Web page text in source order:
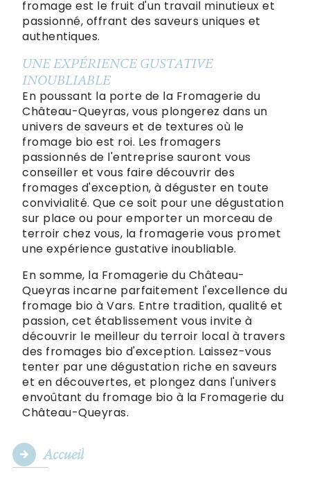
fromage est le fruit d'un travail minutieux et
passionné, offrant des saveurs uniques et
authentiques.
UNE EXPÉRIENCE GUSTATIVE
INOUBLIABLE
En poussant la porte de la Fromagerie du
Château-Queyras, vous plongerez dans un
univers de saveurs et de textures où le
fromage bio est roi. Les fromagers
passionnés de l'entreprise sauront vous
conseiller et vous faire découvrir des
fromages d'exception, à déguster en toute
convivialité. Que ce soit pour une dégustation
sur place ou pour emporter un morceau de
terroir chez vous, la fromagerie vous promet
une expérience gustative inoubliable.
En somme, la Fromagerie du Château-
Queyras incarne parfaitement l'excellence du
fromage bio à Vars. Entre tradition, qualité et
passion, cet établissement vous invite à
découvrir le meilleur du terroir local à travers
des fromages bio d'exception. Laissez-vous
tenter par une dégustation riche en saveurs
et en découvertes, et plongez dans l'univers
envoûtant du fromage bio à la Fromagerie du
Château-Queyras.
Accueil